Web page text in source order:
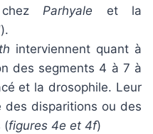
chezParhyale et la
).
interviennent quant à
des segments 4 à 7 à
et la drosophile. Leur
des disparitions ou des
(figures 4e et 4f)